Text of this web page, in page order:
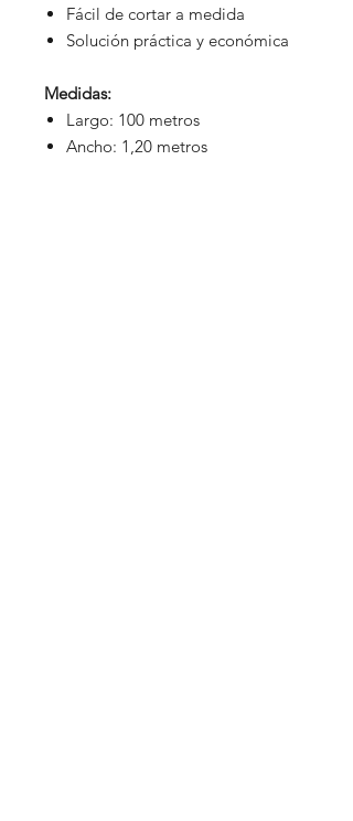
Fácil de cortar a medida
Solución práctica y económica
Medidas:
Largo: 100 metros
Ancho: 1,20 metros